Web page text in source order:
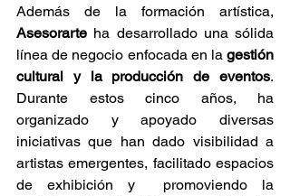
Asesorarte ha desarrollado una sólida
línea de negocio enfocada en la gestión
cultural y la producción de eventos.
Durante estos cinco años, ha
organizado y apoyado diversas
iniciativas que han dado visibilidad a
artistas emergentes, facilitado espacios
de exhibición y  promoviendo la